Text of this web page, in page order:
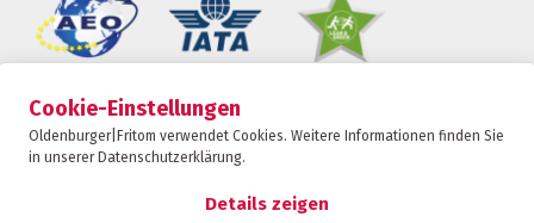
Cookie-Einstellungen
Oldenburger|Fritom verwendet Cookies. Weitere Informationen finden Sie
in unserer Datenschutzerklärung.
Details zeigen
Oldenburger|Fritom ist Teil der Fritom Group
Datenschutz-Bestimmungen